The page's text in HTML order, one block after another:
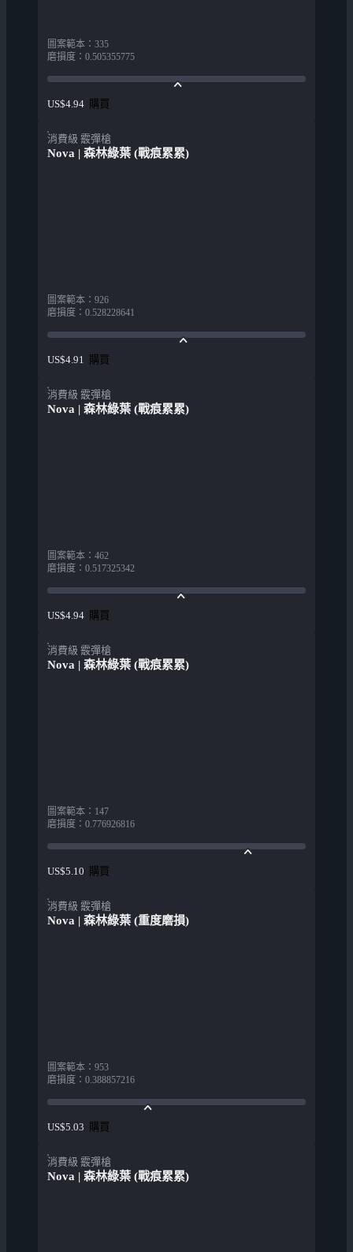
圖案範本 ： 335
磨損度 ： 0.505355775
US$4.94 購買
消費級 霰彈槍
Nova | 森林綠葉 (戰痕累累)
圖案範本 ： 926
磨損度 ： 0.528228641
US$4.91 購買
消費級 霰彈槍
Nova | 森林綠葉 (戰痕累累)
圖案範本 ： 462
磨損度 ： 0.517325342
US$4.94 購買
消費級 霰彈槍
Nova | 森林綠葉 (戰痕累累)
圖案範本 ： 147
磨損度 ： 0.776926816
US$5.10 購買
消費級 霰彈槍
Nova | 森林綠葉 (重度磨損)
圖案範本 ： 953
磨損度 ： 0.388857216
US$5.03 購買
消費級 霰彈槍
Nova | 森林綠葉 (戰痕累累)